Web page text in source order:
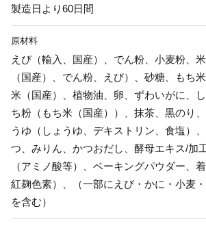
製造日より60日間
原材料
えび（輸入、国産）、でん粉、小麦粉、
（国産）、でん粉、えび）、砂糖、もち
米（国産）、植物油、卵、ずわいがに、
ち粉（もち米（国産））、抹茶、黒のり
うゆ（しょうゆ、デキストリン、食塩）
つ、みりん、かつおだし、酵母エキス/加
（アミノ酸等）、ベーキングパウダー、
紅麹色素）、（一部にえび・かに・小麦
を含む）